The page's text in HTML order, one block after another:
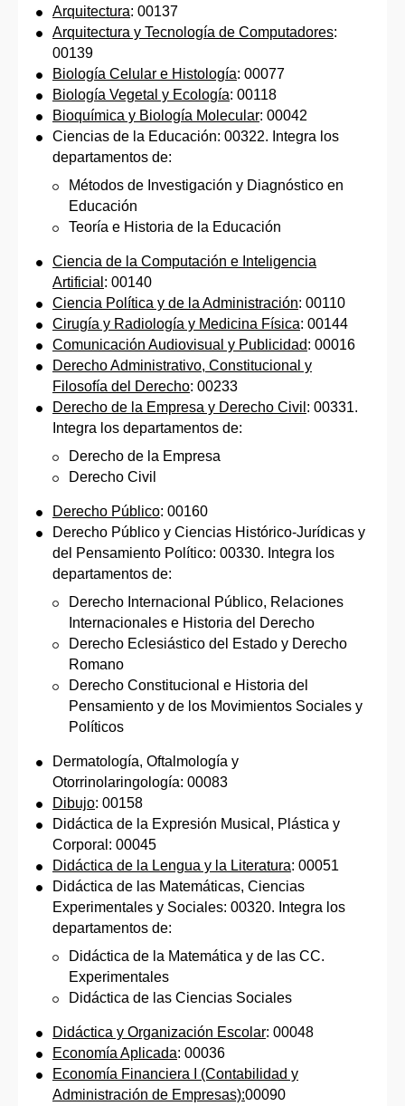
Arquitectura: 00137
Arquitectura y Tecnología de Computadores:
00139
Biología Celular e Histología: 00077
Biología Vegetal y Ecología: 00118
Bioquímica y Biología Molecular: 00042
Ciencias de la Educación: 00322. Integra los
departamentos de:
Métodos de Investigación y Diagnóstico en
Educación
Teoría e Historia de la Educación
Ciencia de la Computación e Inteligencia
Artificial : 00140
Ciencia Política y de la Administración: 00110
Cirugía y Radiología y Medicina Física: 00144
Comunicación Audiovisual y Publicidad: 00016
Derecho Administrativo, Constitucional y
Filosofía del Derecho: 00233
Derecho de la Empresa y Derecho Civil : 00331.
Integra los departamentos de:
Derecho de la Empresa
Derecho Civil
Derecho Público: 00160
Derecho Público y Ciencias Histórico-Jurídicas y
del Pensamiento Político: 00330. Integra los
departamentos de:
Derecho Internacional Público, Relaciones
Internacionales e Historia del Derecho
Derecho Eclesiástico del Estado y Derecho
Romano
Derecho Constitucional e Historia del
Pensamiento y de los Movimientos Sociales y
Políticos
Dermatología, Oftalmología y
Otorrinolaringología: 00083
Dibujo: 00158
Didáctica de la Expresión Musical, Plástica y
Corporal: 00045
Didáctica de la Lengua y la Literatura: 00051
Didáctica de las Matemáticas, Ciencias
Experimentales y Sociales: 00320. Integra los
departamentos de:
Didáctica de la Matemática y de las CC.
Experimentales
Didáctica de las Ciencias Sociales
Didáctica y Organización Escolar: 00048
Economía Aplicada: 00036
Economía Financiera I (Contabilidad y
Administración de Empresas):00090